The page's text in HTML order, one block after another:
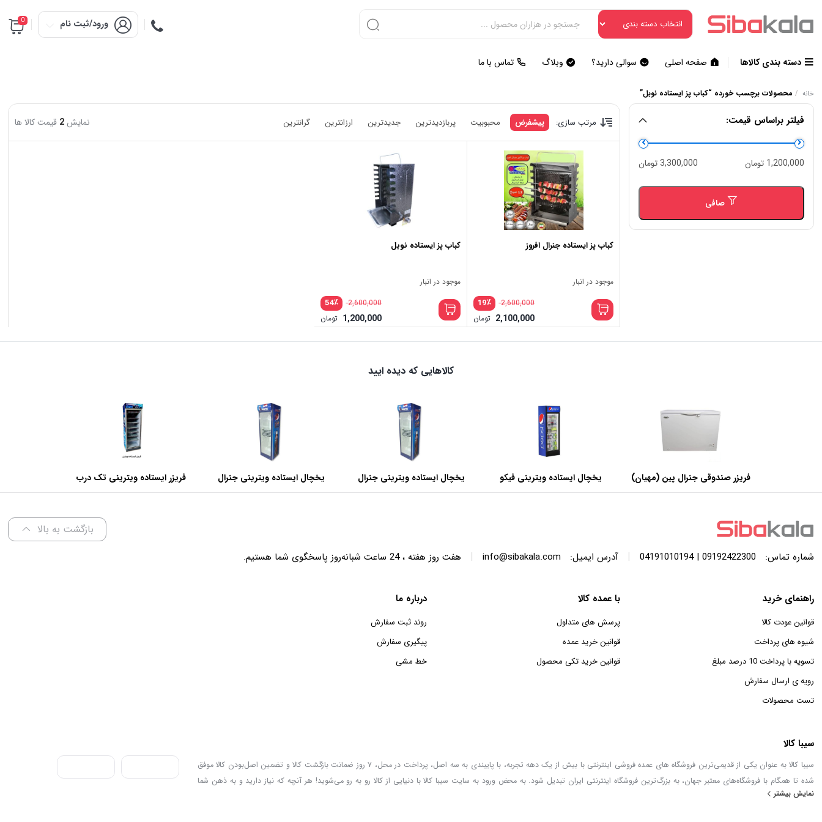
ورود/ثبت نام 0
دسته بندی کالاها صفحه اصلی سوالی دارید؟ وبلاگ تماس با ما
خانه / محصولات برچسب خورده “کباب پز ایستاده نوبل”
فیلتر براساس قیمت:
حداقل
قیمت
حداكثر
قيمت
صافی
1,200,000 تومان 3,300,000 تومان
مرتب سازی: پیشفرض محبوبیت پربازدیدترین جدیدترین ارزانترین گرانترین نمایش 2 قیمت کالا ها
کباب پز ایستاده جنرال افروز
موجود در انبار
٪19 2,600,000
2,100,000 تومان
کباب پز ایستاده نوبل
موجود در انبار
٪54 2,600,000
1,200,000 تومان
کالاهایی که دیده ایید
فریزر صندوقی جنرال پین (مهیان)
با ظرفیت 440 لیتر
یخچال ایستاده ویترینی فیکو
عرض 60 سانتی متر
یخچال ایستاده ویترینی جنرال
عرض 60 سانتی متر
یخچال ایستاده ویترینی جنرال
عرض 70 سانتی متر
فریزر ایستاده ویترینی تک درب
عرض 70 سانتی متر
بازگشت به بالا
شماره تماس: 09192422300 | 04191010194
| آدرس ایمیل: info@sibakala.com
| هفت روز هفته ، 24 ساعت شبانه‌روز پاسخگوی شما هستیم.
راهنمای خرید
قوانین عودت کالا
شیوه های پرداخت
تسویه با پرداخت 10 درصد مبلغ
رویه ی ارسال سفارش
تست محصولات
با عمده کالا
پرسش های متداول
قوانین خرید عمده
قوانین خرید تکی محصول
درباره ما
روند ثبت سفارش
پیگیری سفارش
خط مشی
سیبا کالا
سیبا کالا به عنوان یکی از قدیمی‌ترین فروشگاه های عمده فروشی اینترنتی با بیش از یک دهه تجربه، با پایبندی به سه اصل، پرداخت در محل، ۷ روز ضمانت بازگشت کالا و تضمین اصل‌بودن کالا موفق
شده تا همگام با فروشگاه‌های معتبر جهان، به بزرگ‌ترین فروشگاه اینترنتی ایران تبدیل شود. به محض ورود به سایت سیبا کالا با دنیایی از کالا رو به رو می‌شوید! هر آنچه که نیاز دارید و به ذهن شما
خطور می‌کند در اینجا پیدا خواهید کرد.
نمایش بیشتر